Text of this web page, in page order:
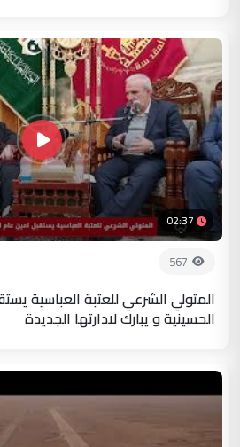
02:37
567
المتولي الشرعي للعتبة العباسية
الحسينية و يبارك لادارتها الجديدة